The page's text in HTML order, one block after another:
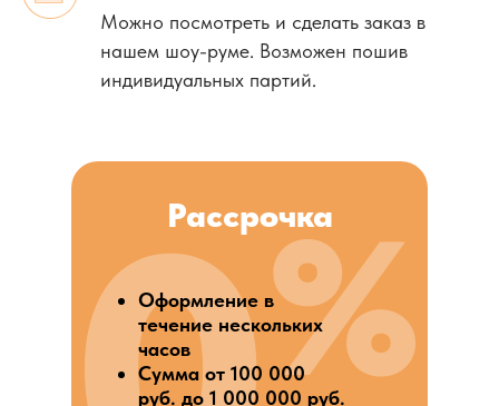
Можно посмотреть и сделать заказ в
нашем шоу-руме. Возможен пошив
индивидуальных партий.
Рассрочка
Оформление в
течение нескольких
часов
Сумма от 100 000
руб. до 1 000 000 руб.